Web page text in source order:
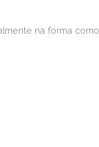
na forma como